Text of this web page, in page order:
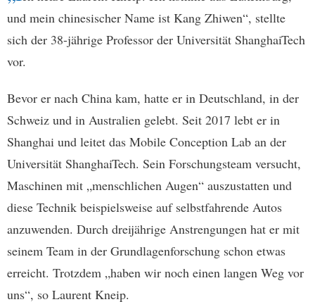
und mein chinesischer Name ist Kang Zhiwen“, stellte
sich der 38-jährige Professor der Universität ShanghaiTech
vor.
Bevor er nach China kam, hatte er in Deutschland, in der
Schweiz und in Australien gelebt. Seit 2017 lebt er in
Shanghai und leitet das Mobile Conception Lab an der
Universität ShanghaiTech. Sein Forschungsteam versucht,
Maschinen mit „menschlichen Augen“ auszustatten und
diese Technik beispielsweise auf selbstfahrende Autos
anzuwenden. Durch dreijährige Anstrengungen hat er mit
seinem Team in der Grundlagenforschung schon etwas
erreicht. Trotzdem „haben wir noch einen langen Weg vor
uns“, so Laurent Kneip.